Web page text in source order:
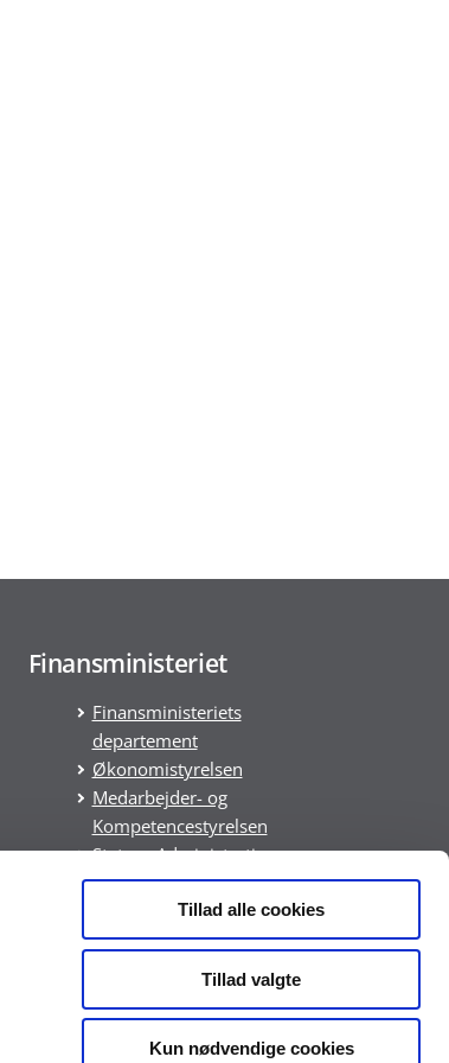
Tillad alle cookies
Tillad valgte
Kun nødvendige cookies
Finansministeriet
Finansministeriets
departement
Økonomistyrelsen
Medarbejder- og
Kompetencestyrelsen
Statens Administration
Statens It